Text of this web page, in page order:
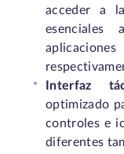
acceder a
Interfaz
optimizado
controles e
diferentes